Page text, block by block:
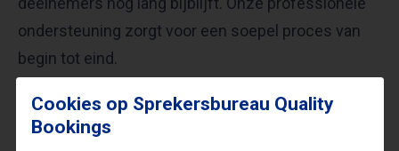
ondersteuning zorgt voor een soepel proces van
begin tot eind.
Overweeg je Robert Kranenborg als
spreker?
Cookies op Sprekersbureau Quality
Bookings